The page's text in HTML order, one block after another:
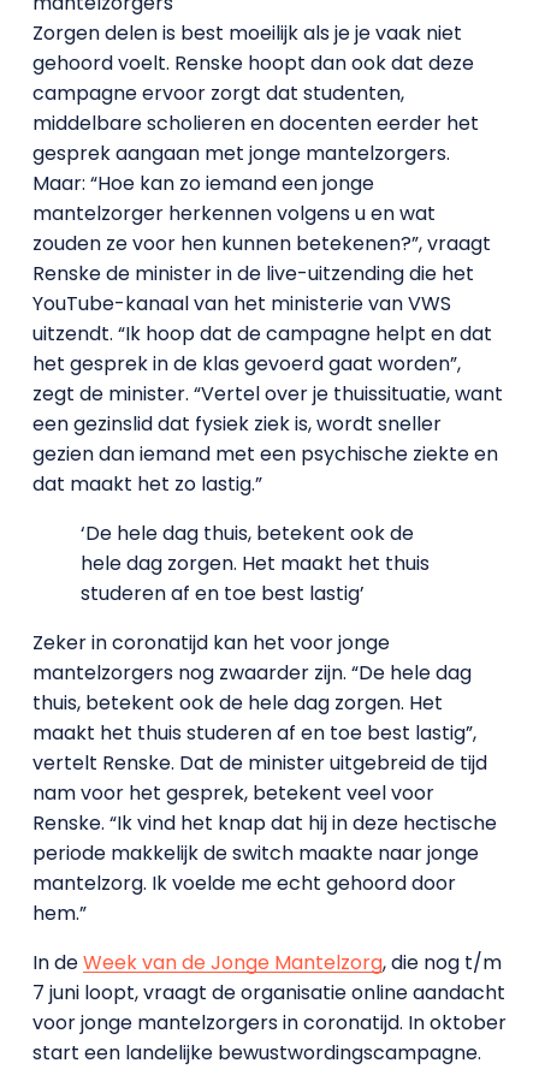
Zorgen delen is best moeilijk als je je vaak niet
gehoord voelt. Renske hoopt dan ook dat deze
campagne ervoor zorgt dat studenten,
middelbare scholieren en docenten eerder het
gesprek aangaan met jonge mantelzorgers.
Maar: “Hoe kan zo iemand een jonge
mantelzorger herkennen volgens u en wat
zouden ze voor hen kunnen betekenen?”, vraagt
Renske de minister in de live-uitzending die het
YouTube-kanaal van het ministerie van VWS
uitzendt. “Ik hoop dat de campagne helpt en dat
het gesprek in de klas gevoerd gaat worden”,
zegt de minister. “Vertel over je thuissituatie, want
een gezinslid dat fysiek ziek is, wordt sneller
gezien dan iemand met een psychische ziekte en
dat maakt het zo lastig.”
‘De hele dag thuis, betekent ook de
hele dag zorgen. Het maakt het thuis
studeren af en toe best lastig’
Zeker in coronatijd kan het voor jonge
mantelzorgers nog zwaarder zijn. “De hele dag
thuis, betekent ook de hele dag zorgen. Het
maakt het thuis studeren af en toe best lastig”,
vertelt Renske. Dat de minister uitgebreid de tijd
nam voor het gesprek, betekent veel voor
Renske. “Ik vind het knap dat hij in deze hectische
periode makkelijk de switch maakte naar jonge
mantelzorg. Ik voelde me echt gehoord door
hem.”
In deWeek van de Jonge Mantelzorg, die nog t/m
7 juni loopt, vraagt de organisatie online aandacht
voor jonge mantelzorgers in coronatijd. In oktober
start een landelijke bewustwordingscampagne.